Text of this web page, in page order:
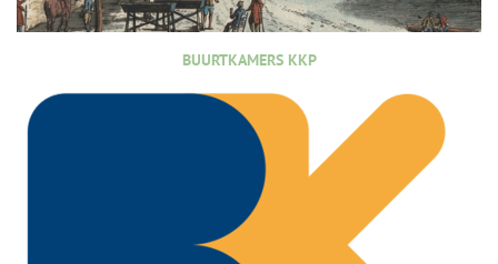
BUURTKAMERS KKP